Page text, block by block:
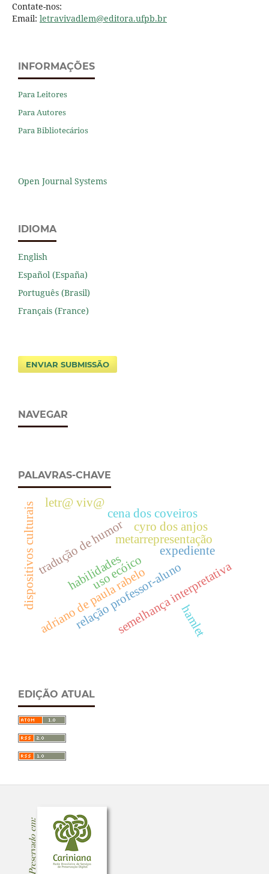
Contate-nos:
Email: letravivadlem@editora.ufpb.br
INFORMAÇÕES
Para Leitores
Para Autores
Para Bibliotecários
Open Journal Systems
IDIOMA
English
Español (España)
Português (Brasil)
Français (France)
ENVIAR SUBMISSÃO
NAVEGAR
PALAVRAS-CHAVE
tradução de humor
adriano de paula rabelo
expediente
semelhança interpretativa
metarrepresentação
uso ecóico
cyro dos anjos
relação professor-aluno
habilidades
dispositivos culturais
hamlet
cena dos coveiros
letr@ viv@
EDIÇÃO ATUAL